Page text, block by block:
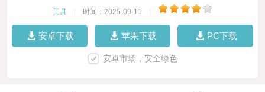
工具 时间：2025-09-11
安卓下载 苹果下载 PC下载
安卓市场，安全绿色